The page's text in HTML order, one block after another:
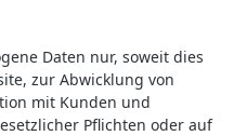
Daten nur, soweit dies
zur Abwicklung von
mit Kunden und
Pflichten oder auf